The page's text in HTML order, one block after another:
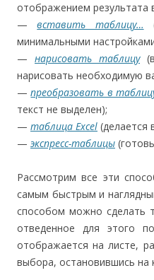
отображением результата
—вставить таблицу…
минимальными
—нарисовать таблицу
нарисовать необходимую
—преобразовать в
текст не выделен);
— таблица Excel (делается
— экспресс-таблицы
Рассмотрим все эти
самым быстрым и
способом можно сделать
отведенное для этого
отображается на листе,
выбора, остановившись на